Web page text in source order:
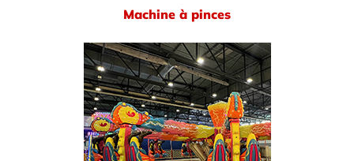
Machine à pinces